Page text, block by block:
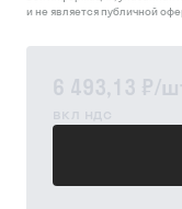
6 493,13 ₽/
вкл ндс
и не является публичной